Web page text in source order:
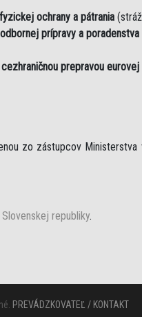
fyzickej ochrany a pátrania
odbornej prípravy a
cezhraničnou prepravou
zo zástupcov
republiky.
PREVÁDZKOVATEĽ / KONTAKT